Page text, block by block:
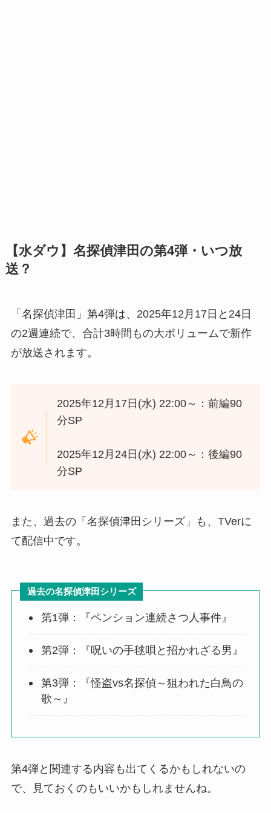
【水ダウ】名探偵津田の第4弾・いつ放
送？
「名探偵津田」第4弾は、2025年12月17日と24日
の2週連続で、合計3時間もの大ボリュームで新作
が放送されます。
2025年12月17日(水) 22:00～：前編90
分SP
2025年12月24日(水) 22:00～：後編90
分SP
また、過去の「名探偵津田シリーズ」も、TVerに
て配信中です。
過去の名探偵津田シリーズ
第1弾：『ペンション連続さつ人事件』
第2弾：『呪いの手毬唄と招かれざる男』
第3弾：『怪盗vs名探偵～狙われた白鳥の
歌～』
第4弾と関連する内容も出てくるかもしれないの
で、見ておくのもいいかもしれませんね。